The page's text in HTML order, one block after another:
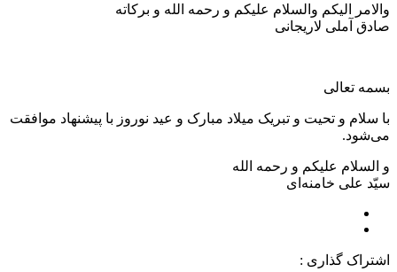
والامر الیکم والسلام علیکم و رحمه الله و برکاته
صادق آملی لاریجانی
بسمه تعالی
با سلام و تحیت و تبریک میلاد مبارک و عید نوروز با پیشنهاد موافقت
می‌شود.
و السلام علیکم و رحمه الله
سیّد علی خامنه‌ای
اشتراک گذاری :